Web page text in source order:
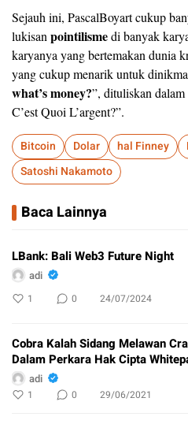
Sejauh ini, PascalBoyart cukup
lukisan pointilismedi banyak
karyanya yang bertemakan dunia
yang cukup menarik untuk
what’s money?”, dituliskan dalam
C’est Quoi L’argent?”.
Bitcoin Dolar hal Finney
Satoshi Nakamoto
Baca Lainnya
LBank: Bali Web3 Future Night
adi
1 0 24/07/2024
Cobra Kalah Sidang Melawan
Dalam Perkara Hak Cipta
adi
1 0 29/06/2021